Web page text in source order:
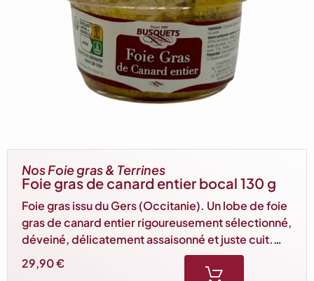
Nos Foie gras & Terrines
Foie gras de canard entier bocal 130 g
Foie gras issu du Gers (Occitanie). Un lobe de foie
gras de canard entier rigoureusement sélectionné,
déveiné, délicatement assaisonné et juste cuit.
Souple et des plus savoureux. Idéal pour 2/3
personnes.
29,90€